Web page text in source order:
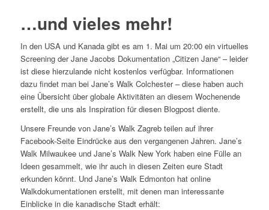
…und vieles mehr!
In den USA und Kanada gibt es am 1. Mai um 20:00 ein virtuelles
Screening der Jane Jacobs Dokumentation „Citizen Jane“ – leider
ist diese hierzulande nicht kostenlos verfügbar. Informationen
dazu findet man bei Jane’s Walk Colchester – diese haben auch
eine Übersicht über globale Aktivitäten an diesem Wochenende
erstellt, die uns als Inspiration für diesen Blogpost diente.
Unsere Freunde von Jane’s Walk Zagreb teilen auf ihrer
Facebook-Seite Eindrücke aus den vergangenen Jahren. Jane’s
Walk Milwaukee und Jane’s Walk New York haben eine Fülle an
Ideen gesammelt, wie ihr auch in diesen Zeiten eure Stadt
erkunden könnt. Und Jane’s Walk Edmonton hat online
Walkdokumentationen erstellt, mit denen man interessante
Einblicke in die kanadische Stadt erhält: